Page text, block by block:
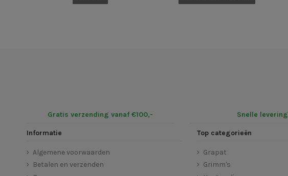
Gratis verzending vanaf €100,- Snelle levering
Informatie
Algemene voorwaarden
Betalen en verzenden
Top categorieën
Grapat
Grimm's